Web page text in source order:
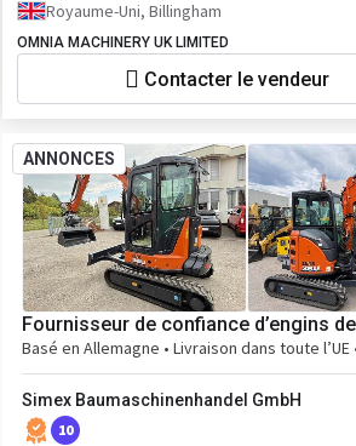
Royaume-Uni, Billingham
OMNIA MACHINERY UK LIMITED
Contacter le vendeur
ANNONCES
Fournisseur de confiance d’engins
Basé en Allemagne • Livraison dans toute
Simex Baumaschinenhandel GmbH
10